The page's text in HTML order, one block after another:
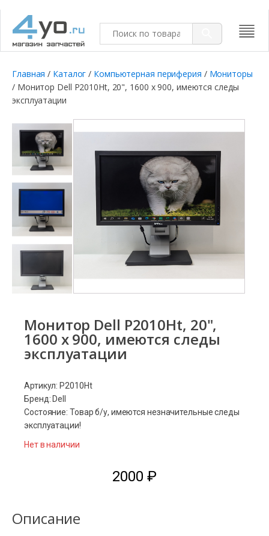
Главная / Каталог / Компьютерная периферия / Мониторы
/ Монитор Dell P2010Ht, 20", 1600 x 900, имеются следы
эксплуатации
Монитор Dell P2010Ht, 20",
1600 x 900, имеются следы
эксплуатации
Артикул: P2010Ht
Бренд: Dell
Состояние: Товар б/у, имеются незначительные следы
эксплуатации!
Нет в наличии
2000 ₽
Описание